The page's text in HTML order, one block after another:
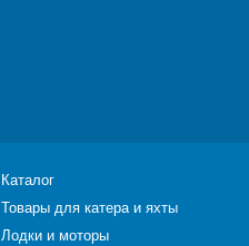
Каталог
Товары для катера и яхты
Лодки и моторы